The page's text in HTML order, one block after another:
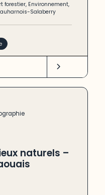
forestier, Environnement,
Salaberry
naturels –